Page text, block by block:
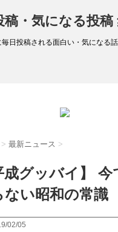
稿・気になる投
日投稿される面白い・気になる
> 最新ニュース >
成グッバイ】
ない昭和の常識
02/05